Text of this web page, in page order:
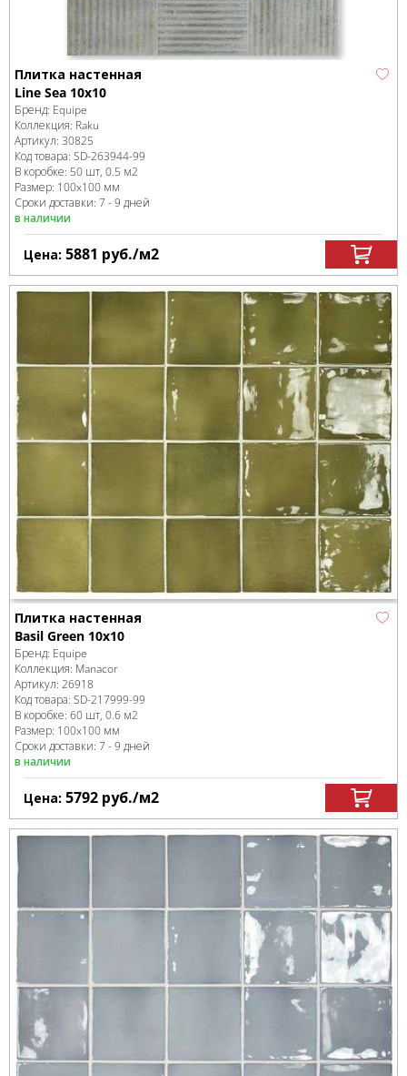
Плитка настенная
Line Sea 10x10
Бренд: Equipe
Коллекция: Raku
Артикул: 30825
Код товара: SD-263944-99
В коробке: 50 шт, 0.5 м2
Размер: 100x100 мм
Сроки доставки: 7 - 9 дней
в наличии
Цена: 5881 руб./м2
Плитка настенная
Basil Green 10x10
Бренд: Equipe
Коллекция: Manacor
Артикул: 26918
Код товара: SD-217999-99
В коробке: 60 шт, 0.6 м2
Размер: 100x100 мм
Сроки доставки: 7 - 9 дней
в наличии
Цена: 5792 руб./м2